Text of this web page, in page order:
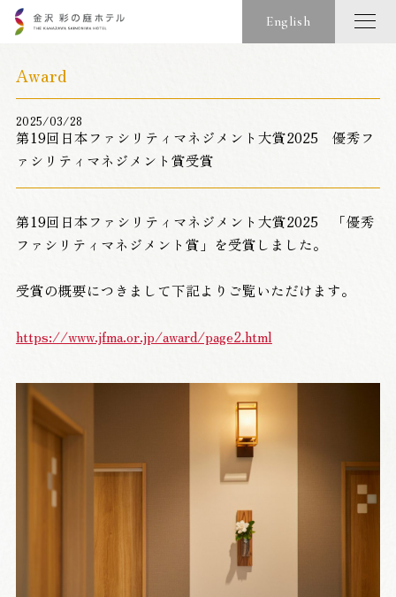
English
Award
2025/03/28
第19回日本ファシリティマネジメント大賞2025 優秀フ
ァシリティマネジメント賞受賞
第19回日本ファシリティマネジメント大賞2025 「優秀
ファシリティマネジメント賞」を受賞しました。
受賞の概要につきまして下記よりご覧いただけます。
https://www.jfma.or.jp/award/page2.html